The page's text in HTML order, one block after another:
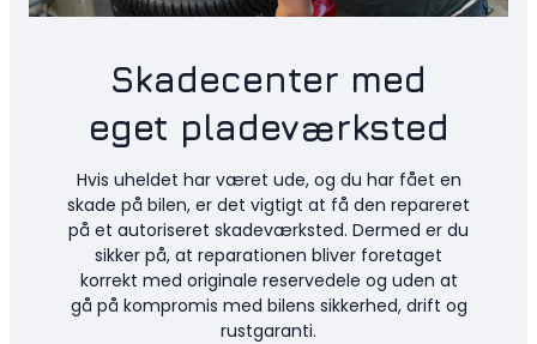
Skadecenter med
eget pladeværksted
Hvis uheldet har været ude, og du har fået en
skade på bilen, er det vigtigt at få den repareret
på et autoriseret skadeværksted. Dermed er du
sikker på, at reparationen bliver foretaget
korrekt med originale reservedele og uden at
gå på kompromis med bilens sikkerhed, drift og
rustgaranti.